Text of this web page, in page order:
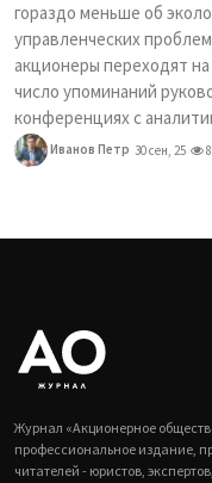
гораздо меньше об
управленческих
акционеры переходят
число упоминаний
конференциях с
Иванов Петр 30 сен, 25
Журнал «Акционерное
профессиональное издание,
читателей - юристов,